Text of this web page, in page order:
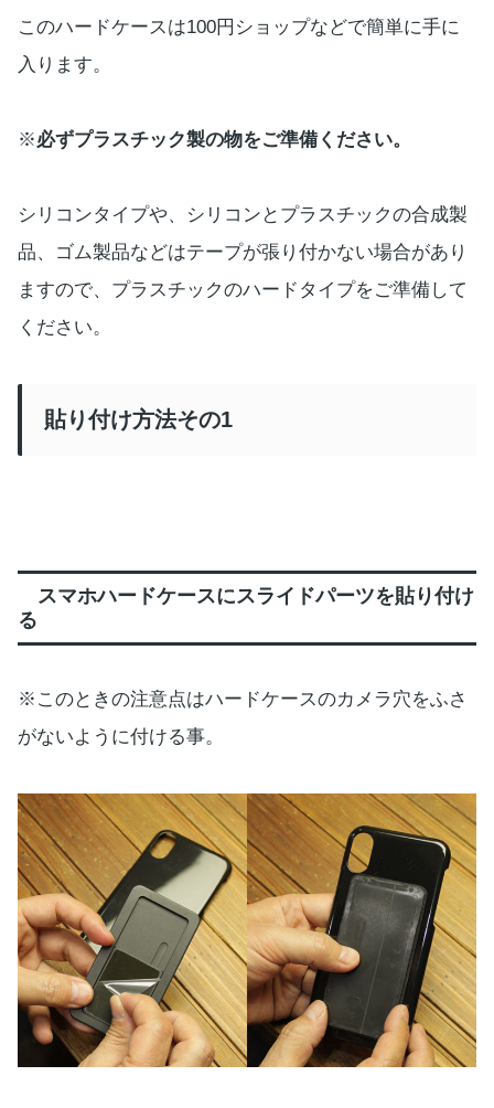
このハードケースは100円ショップなどで簡単に手に
入ります。
※必ずプラスチック製の物をご準備ください。
シリコンタイプや、シリコンとプラスチックの合成製
品、ゴム製品などはテープが張り付かない場合があり
ますので、プラスチックのハードタイプをご準備して
ください。
貼り付け方法その1
スマホハードケースにスライドパーツを貼り付け
る
※このときの注意点はハードケースのカメラ穴をふさ
がないように付ける事。